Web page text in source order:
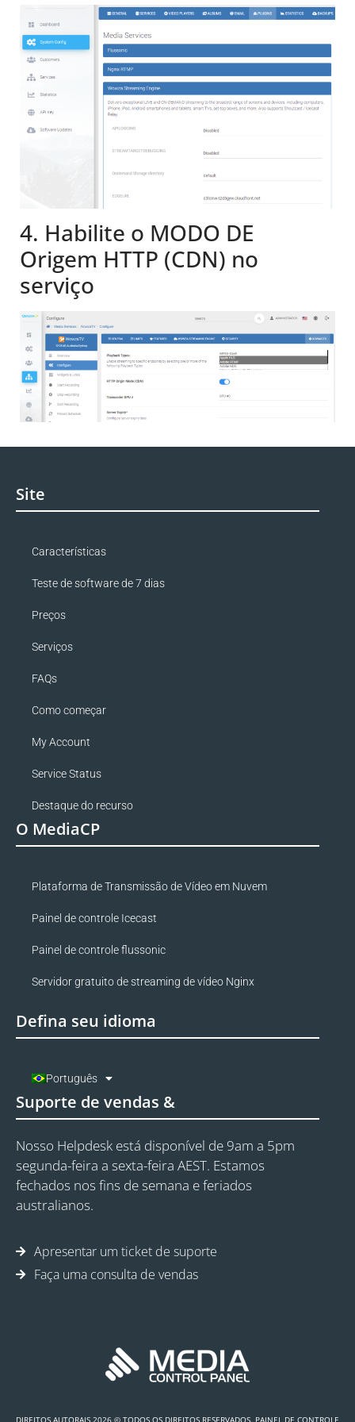
4. Habilite o MODO DE
Origem HTTP (CDN) no
serviço
Site
Características
Teste de software de 7 dias
Preços
Serviços
FAQs
Como começar
My Account
Service Status
Destaque do recurso
O MediaCP
Plataforma de Transmissão de Vídeo em Nuvem
Painel de controle Icecast
Painel de controle flussonic
Servidor gratuito de streaming de vídeo Nginx
Defina seu idioma
Português
Suporte de vendas &
Nosso Helpdesk está disponível de 9am a 5pm
segunda-feira a sexta-feira AEST. Estamos
fechados nos fins de semana e feriados
australianos.
Apresentar um ticket de suporte
Faça uma consulta de vendas
DIREITOS AUTORAIS 2026 © TODOS OS DIREITOS RESERVADOS. PAINEL DE CONTROLE